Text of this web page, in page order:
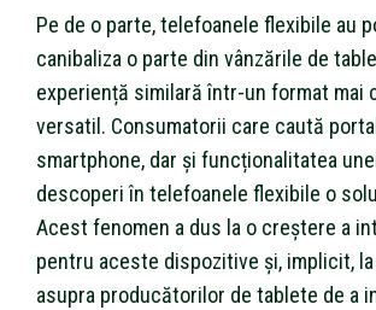
Pe de o parte, telefoanele flexibile au
canibaliza o parte din vânzările de
experiență similară într-un format mai
versatil. Consumatorii care caută
smartphone, dar și funcționalitatea
descoperi în telefoanele flexibile o
Acest fenomen a dus la o creștere a
pentru aceste dispozitive și, implicit,
asupra producătorilor de tablete de a